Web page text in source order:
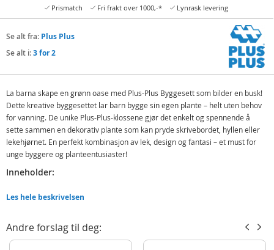
Prismatch Fri frakt over 1000,-* Lynrask levering
Se alt fra: Plus Plus
Se alt i:3 for 2
La barna skape en grønn oase med Plus-Plus Byggesett som bilder en busk!
Dette kreative byggesettet lar barn bygge sin egen plante – helt uten behov
for vanning. De unike Plus-Plus-klossene gjør det enkelt og spennende å
sette sammen en dekorativ plante som kan pryde skrivebordet, hyllen eller
lekehjørnet. En perfekt kombinasjon av lek, design og fantasi – et must for
unge byggere og planteentusiaster!
Inneholder:
Detaljer:
Les hele beskrivelsen
Andre forslag til deg: